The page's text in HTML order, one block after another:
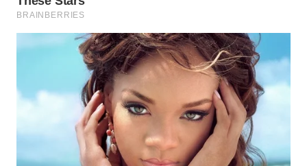
KONSUMEN
WAHANA
WAHANA
TV